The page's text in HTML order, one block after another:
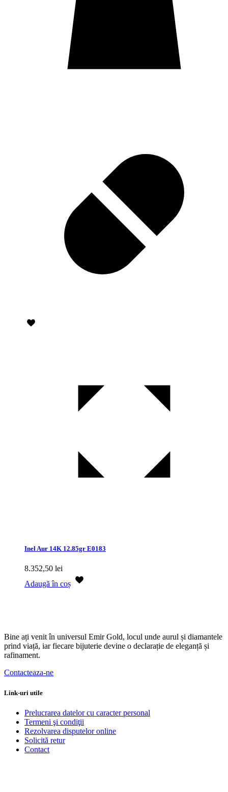
Inel Aur 14K 12.85gr E0183
8.352,50 lei
Adaugă în coș
Bine ați venit în universul Emir Gold, locul unde aurul și diamantele
prind viață, iar fiecare bijuterie devine o declarație de eleganță și
rafinament.
Contacteaza-ne
Link-uri utile
Prelucrarea datelor cu caracter personal
Termeni şi condiţii
Rezolvarea disputelor online
Solicită retur
Contact